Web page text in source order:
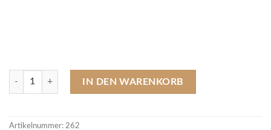
262 Acryl-Stange grau, ø 20 mm, Preis pro 0,25 m Menge
IN DEN WARENKORB
Artikelnummer: 262